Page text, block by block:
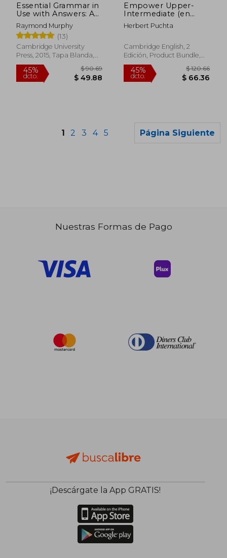
dcto. $ 92.61 dcto.
$ 94.65
$ 52.06
45%
Essential Grammar in
Use with Answers: A
Self-Study Reference
and Practice Book for
Elementary Learners
of English (en Inglés)
Raymond Murphy
(13)
Cambridge University
Press, 2015, Tapa Blanda,
Nuevo
Empower Upper-
Intermediate (en
Inglés)
Herbert Puchta
Cambridge English, 2
Edición, Product Bundle,
Nuevo
1 2 3 4 5 Página Siguiente
Nuestras Formas de Pago
¡Descárgate la App GRATIS!